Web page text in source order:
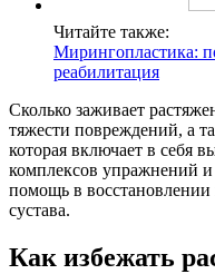
Читайте также:
Мирингопластика:
реабилитация
Сколько заживает
тяжести повреждений, а
которая включает в себя
комплексов упражнений
помощь в
сустава.
Как избежать